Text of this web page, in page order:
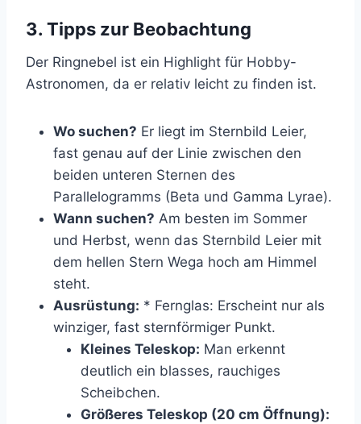
3. Tipps zur Beobachtung
Der Ringnebel ist ein Highlight für Hobby-
Astronomen, da er relativ leicht zu finden ist.
Wo suchen? Er liegt im Sternbild Leier,
fast genau auf der Linie zwischen den
beiden unteren Sternen des
Parallelogramms (Beta und Gamma Lyrae).
Wann suchen? Am besten im Sommer
und Herbst, wenn das Sternbild Leier mit
dem hellen Stern Wega hoch am Himmel
steht.
Ausrüstung: * Fernglas: Erscheint nur als
winziger, fast sternförmiger Punkt.
Kleines Teleskop: Man erkennt
deutlich ein blasses, rauchiges
Scheibchen.
Größeres Teleskop (20 cm Öffnung):